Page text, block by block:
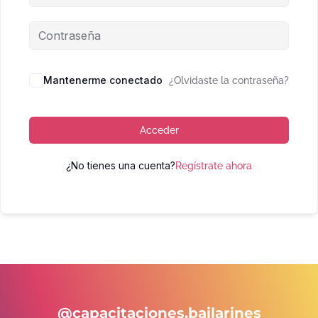
Mantenerme conectado ¿Olvidaste la contraseña?
Acceder
¿No tienes una cuenta?Regístrate ahora
@capacitaciones.bailarines